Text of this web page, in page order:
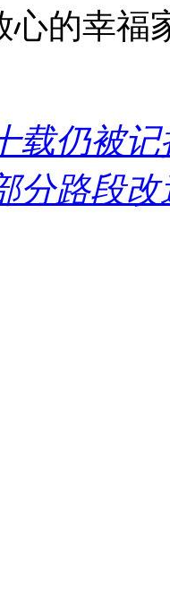
心的幸福
载仍被
分路段改